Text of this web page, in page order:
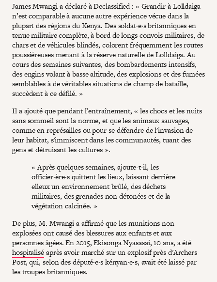
James Mwangi a déclaré à Declassified : « Grandir à Lolldaiga
n’est comparable à aucune autre expérience vécue dans la
plupart des régions du Kenya. Des soldat·e·s britanniques en
tenue militaire complète, à bord de longs convois militaires, de
chars et de véhicules blindés, colorent fréquemment les routes
poussiéreuses menant à la réserve naturelle de Lolldaiga. Au
cours des semaines suivantes, des bombardements intensifs,
des engins volant à basse altitude, des explosions et des fumées
semblables à de véritables situations de champ de bataille,
succèdent à ce défilé. »
Il a ajouté que pendant l’entraînement, « les chocs et les nuits
sans sommeil sont la norme, et que les animaux sauvages,
comme en représailles ou pour se défendre de l'invasion de
leur habitat, s'immiscent dans les communautés, tuant des
gens et détruisant les cultures ».
« Après quelques semaines, ajoute-t-il, les
officier·ère·s quittent les lieux, laissant derrière
elleux un environnement brûlé, des déchets
militaires, des grenades non détonées et de la
végétation calcinée. »
De plus, M. Mwangi a affirmé que les munitions non
explosées ont causé des blessures aux enfants et aux
personnes âgées. En 2015, Ekisonga Nyasasai, 10 ans, a été
hospitaliséaprès avoir marché sur un explosif près d'Archers
Post, qui, selon des député·e·s kényan·e·s, avait été laissé par
les troupes britanniques.